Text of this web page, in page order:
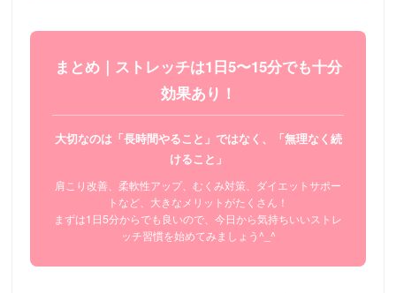
まとめ｜ストレッチは1日5〜15分でも十分
効果あり！
大切なのは「長時間やること」ではなく、「無理なく続
けること」
肩こり改善、柔軟性アップ、むくみ対策、ダイエットサポー
トなど、大きなメリットがたくさん！
まずは1日5分からでも良いので、今日から気持ちいいストレ
ッチ習慣を始めてみましょう^_^